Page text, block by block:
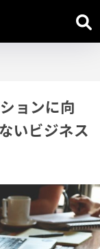
ョンに向
いビジネス